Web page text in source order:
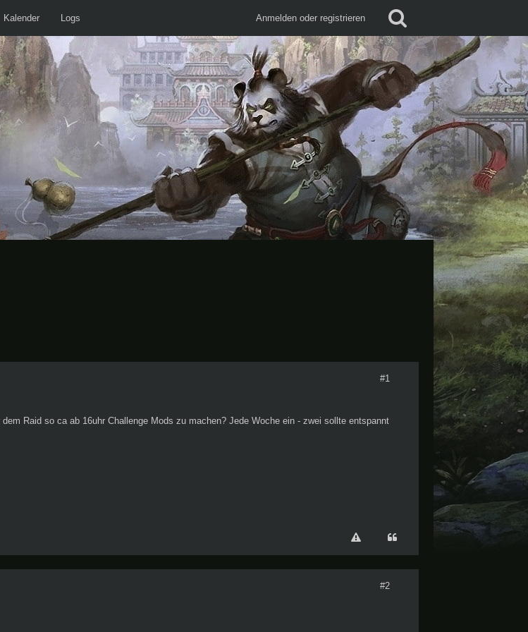
Kalender Logs Anmelden oder registrieren
#1
Raid so ca ab 16uhr Challenge Mods zu machen? Jede Woche ein - zwei sollte entspannt
#2